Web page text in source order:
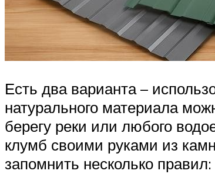
Есть два варианта –
натурального материала
берегу реки или любого
клумб своими руками из
запомнить несколько правил: